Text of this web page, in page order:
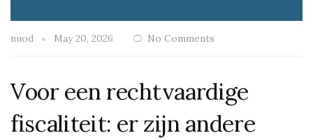
nuod May 20, 2026 No Comments
Voor een rechtvaardige
fiscaliteit: er zijn andere